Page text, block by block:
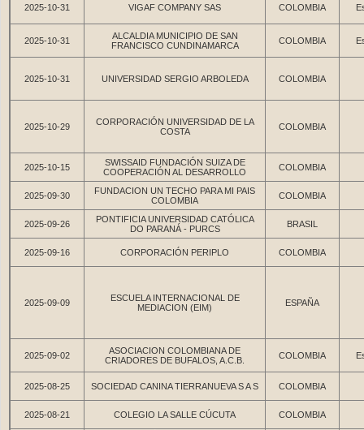
2025-10-31 VIGAF COMPANY SAS COLOMBIA
2025-10-31
ALCALDIA MUNICIPIO DE SAN
FRANCISCO CUNDINAMARCA
COLOMBIA
2025-10-31 UNIVERSIDAD SERGIO ARBOLEDA COLOMBIA
2025-10-29
CORPORACIÓN UNIVERSIDAD DE LA
COSTA
COLOMBIA
2025-10-15
SWISSAID FUNDACIÓN SUIZA DE
COOPERACIÓN AL DESARROLLO
COLOMBIA
2025-09-30
FUNDACION UN TECHO PARA MI PAIS
COLOMBIA
COLOMBIA
2025-09-26
PONTIFICIA UNIVERSIDAD CATÓLICA
DO PARANÁ - PURCS
BRASIL
2025-09-16 CORPORACIÓN PERIPLO COLOMBIA
2025-09-09
ESCUELA INTERNACIONAL DE
MEDIACION (EIM)
ESPAÑA
2025-09-02
ASOCIACION COLOMBIANA DE
CRIADORES DE BUFALOS, A.C.B.
COLOMBIA
2025-08-25 SOCIEDAD CANINA TIERRANUEVA S A S COLOMBIA
2025-08-21 COLEGIO LA SALLE CÚCUTA COLOMBIA